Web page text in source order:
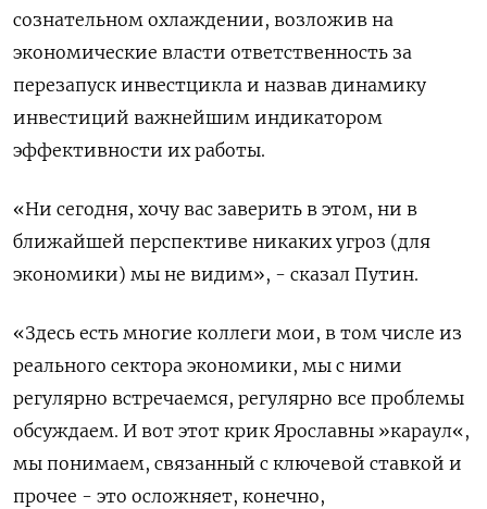
сознательном ​охлаждении, возложив на
экономические власти ответственность за
перезапуск инвестцикла и назвав динамику
инвестиций важнейшим ⁠индикатором
эффективности их работы.
«Ни сегодня, хочу вас заверить в этом, ни в
ближайшей перспективе никаких угроз (для
экономики) мы не видим», - сказал Путин.
«Здесь есть многие коллеги мои, в том числе из
реального сектора экономики, мы с ними
регулярно встречаемся, регулярно все проблемы
обсуждаем. И вот этот крик Ярославны »караул«,
мы понимаем, связанный с ключевой ставкой и
прочее - это осложняет, конечно,